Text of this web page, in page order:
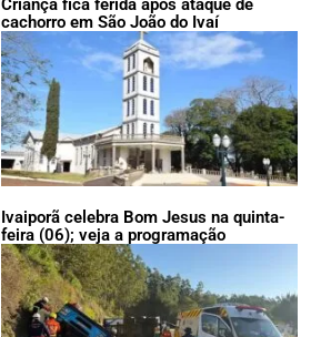
Criança fica ferida após ataque de
cachorro em São João do Ivaí
Ivaiporã celebra Bom Jesus na quinta-
feira (06); veja a programação